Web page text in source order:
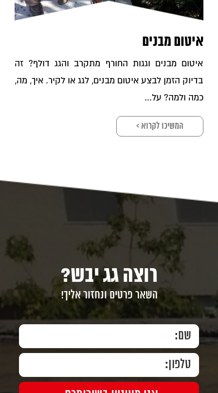
איטום מבנים
איטום מבנים וגגות החורף מתקרב והגג דולף? זה
בדיוק הזמן לבצע איטום מבנים, לגג או לקיר. איך, מה,
כמה ולמה? על...
המשיכו לקרוא >
רוצה גג יבש?
השאר פרטים ונחזור אליך!